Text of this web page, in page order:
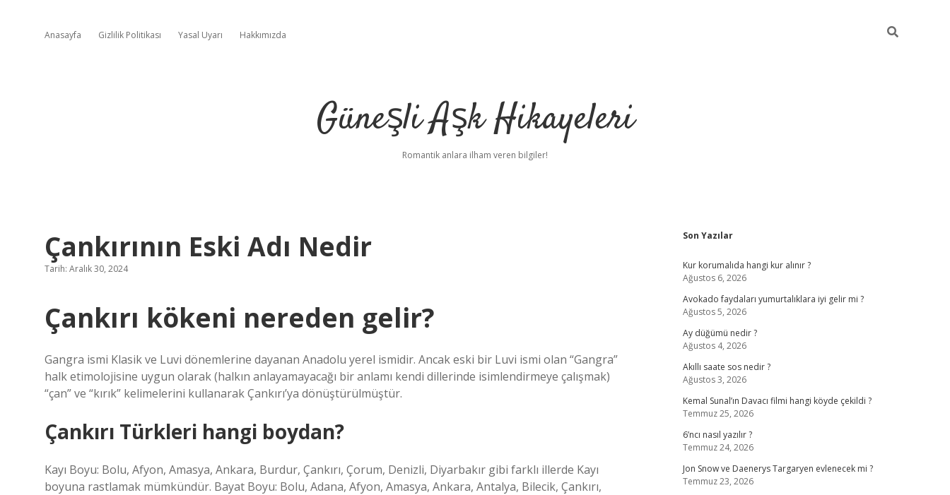
Anasayfa Gizlilik Politikası Yasal Uyarı Hakkımızda
Güneşli Aşk Hikayeleri
Romantik anlara ilham veren bilgiler!
Çankırının Eski Adı Nedir
Tarih: Aralık 30, 2024
Çankırı kökeni nereden gelir?
Gangra ismi Klasik ve Luvi dönemlerine dayanan Anadolu yerel ismidir. Ancak eski bir Luvi ismi olan “Gangra”
halk etimolojisine uygun olarak (halkın anlayamayacağı bir anlamı kendi dillerinde isimlendirmeye çalışmak)
“çan” ve “kırık” kelimelerini kullanarak Çankırı’ya dönüştürülmüştür.
Çankırı Türkleri hangi boydan?
Kayı Boyu: Bolu, Afyon, Amasya, Ankara, Burdur, Çankırı, Çorum, Denizli, Diyarbakır gibi farklı illerde Kayı
boyuna rastlamak mümkündür. Bayat Boyu: Bolu, Adana, Afyon, Amasya, Ankara, Antalya, Bilecik, Çankırı,
Sidebar
Son Yazılar
Kur korumalıda hangi kur alınır ?
Ağustos 6, 2026
Avokado faydaları yumurtalıklara iyi gelir mi ?
Ağustos 5, 2026
Ay düğümü nedir ?
Ağustos 4, 2026
Akıllı saate sos nedir ?
Ağustos 3, 2026
Kemal Sunal’ın Davacı filmi hangi köyde çekildi ?
Temmuz 25, 2026
6’ncı nasıl yazılır ?
Temmuz 24, 2026
Jon Snow ve Daenerys Targaryen evlenecek mi ?
Temmuz 23, 2026
betcivdcasino giriş